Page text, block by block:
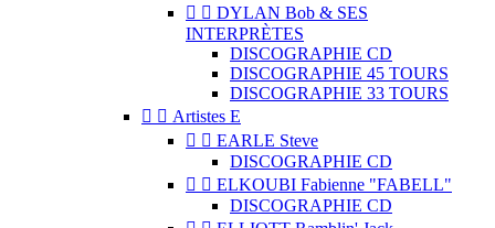
  DYLAN Bob & SES
INTERPRÈTES
DISCOGRAPHIE CD
DISCOGRAPHIE 45 TOURS
DISCOGRAPHIE 33 TOURS
  Artistes E
  EARLE Steve
DISCOGRAPHIE CD
  ELKOUBI Fabienne "FABELL"
DISCOGRAPHIE CD